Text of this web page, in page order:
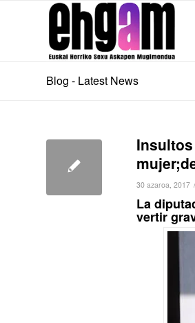
Blog - Latest News
30 azaroa, 2017 /
La
vertir